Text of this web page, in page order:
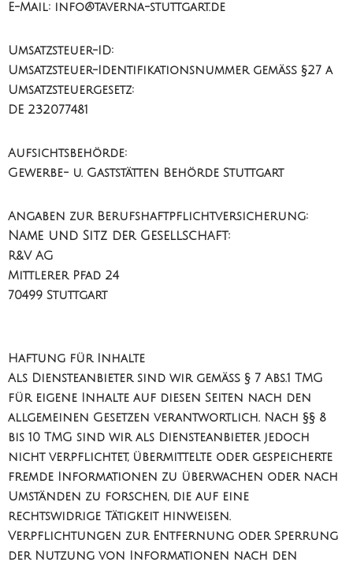
E-Mail: info@taverna-stuttgart.de
Umsatzsteuer-ID:
Umsatzsteuer-Identifikationsnummer gemäß §27 a
Umsatzsteuergesetz:
DE 232077481
Aufsichtsbehörde:
Gewerbe- u. Gaststätten Behörde Stuttgart
Angaben zur Berufshaftpflichtversicherung:
Name und Sitz der Gesellschaft:
R&V AG
Mittlerer Pfad 24
70499 Stuttgart
Haftung für Inhalte
Als Diensteanbieter sind wir gemäß § 7 Abs.1 TMG
für eigene Inhalte auf diesen Seiten nach den
allgemeinen Gesetzen verantwortlich. Nach §§ 8
bis 10 TMG sind wir als Diensteanbieter jedoch
nicht verpflichtet, übermittelte oder gespeicherte
fremde Informationen zu überwachen oder nach
Umständen zu forschen, die auf eine
rechtswidrige Tätigkeit hinweisen.
Verpflichtungen zur Entfernung oder Sperrung
der Nutzung von Informationen nach den